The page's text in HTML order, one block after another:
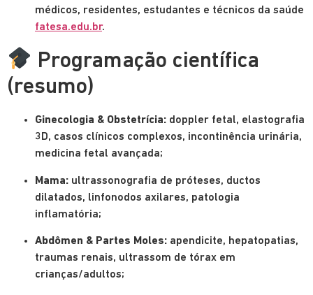
médicos, residentes, estudantes e técnicos da saúde
fatesa.edu.br.
Programação científica
(resumo)
Ginecologia & Obstetrícia: doppler fetal, elastografia
3D, casos clínicos complexos, incontinência urinária,
medicina fetal avançada;
Mama: ultrassonografia de próteses, ductos
dilatados, linfonodos axilares, patologia
inflamatória;
Abdômen & Partes Moles: apendicite, hepatopatias,
traumas renais, ultrassom de tórax em
crianças/adultos;